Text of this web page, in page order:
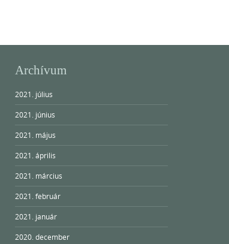
Archívum
2021. július
2021. június
2021. május
2021. április
2021. március
2021. február
2021. január
2020. december